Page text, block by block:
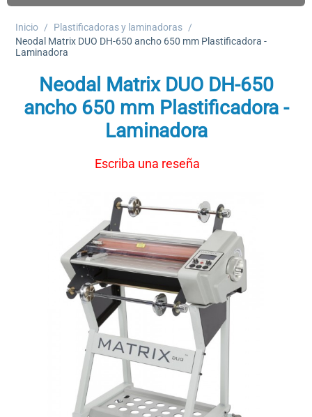
Inicio / Plastificadoras y laminadoras /
Neodal Matrix DUO DH-650 ancho 650 mm Plastificadora -
Laminadora
Neodal Matrix DUO DH-650
ancho 650 mm Plastificadora -
Laminadora
Escriba una reseña